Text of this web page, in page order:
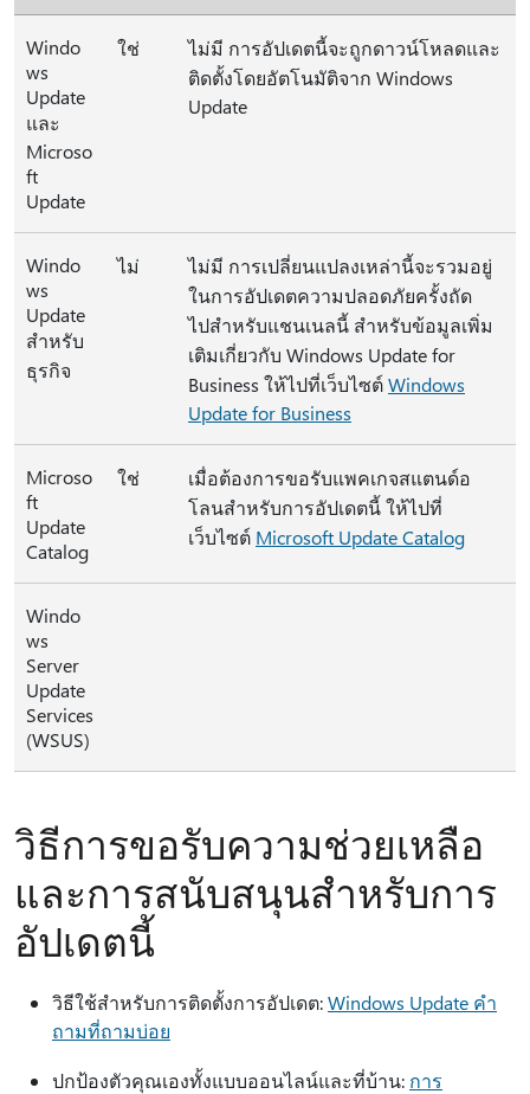
Windo
ws
Update
และ
Microso
ft
Update
ใช่
ไม่มี การอัปเดตนี้จะถูกดาวน์โหลดและ
ติดตั้งโดยอัตโนมัติจาก Windows
Update
Windo
ws
Update
สำหรับ
ธุรกิจ
ไม่
ไม่มี การเปลี่ยนแปลงเหล่านี้จะรวมอยู่
ในการอัปเดตความปลอดภัยครั้งถัด
ไปสําหรับแชนเนลนี้ สําหรับข้อมูลเพิ่ม
เติมเกี่ยวกับ Windows Update for
Business ให้ไปที่เว็บไซต์Windows
Update for Business
Microso
ft
Update
Catalog
ใช่
เมื่อต้องการขอรับแพคเกจสแตนด์อ
โลนสำหรับการอัปเดตนี้ ให้ไปที่
เว็บไซต์ Microsoft Update Catalog
Windo
ws
Server
Update
Services
(WSUS)
วิธีการขอรับความช่วยเหลือ
และการสนับสนุนสําหรับการ
อัปเดตนี้
วิธีใช้สําหรับการติดตั้งการอัปเดต:Windows Update คํา
ถามที่ถามบ่อย
ปกป้องตัวคุณเองทั้งแบบออนไลน์และที่บ้าน: การ